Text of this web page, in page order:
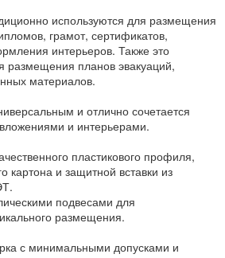
используются для размещения
грамот, сертификатов,
интерьеров. Также это
размещения планов эвакуаций,
материалов.
и отлично сочетается
и интерьерами.
пластикового профиля,
картона и защитной вставки из
подвесами для
размещения.
с минимальными допусками и